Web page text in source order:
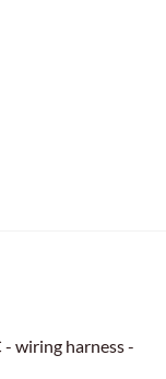
wiring harness -